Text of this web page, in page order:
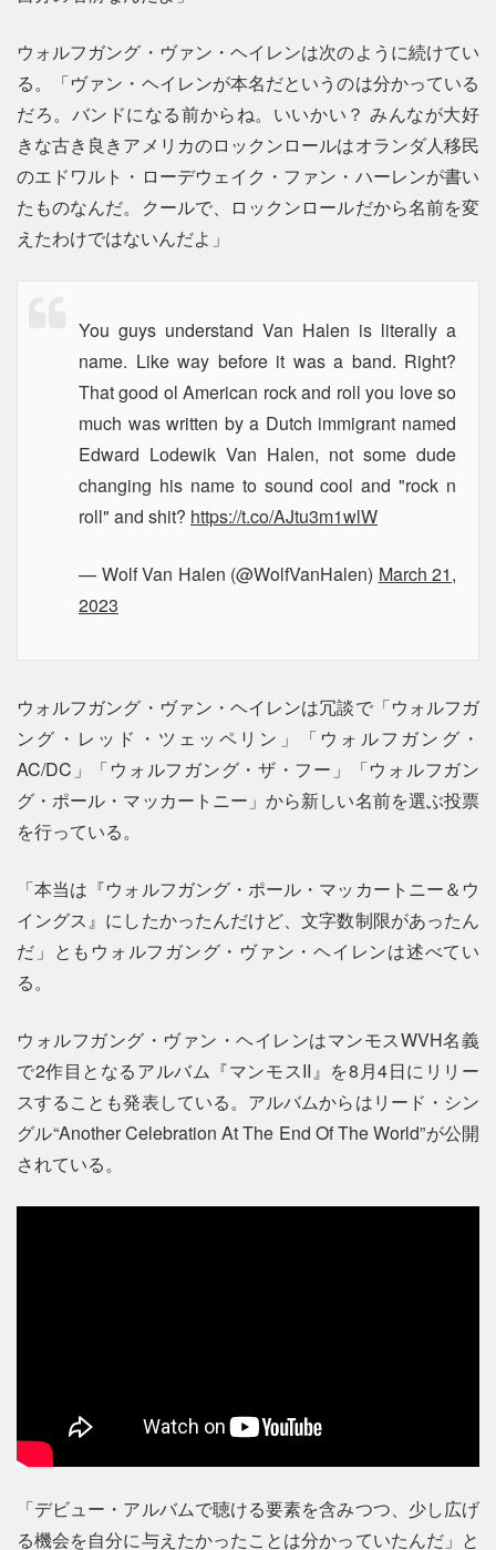
ウォルフガング・ヴァン・ヘイレンは次のように続けてい
る。「ヴァン・ヘイレンが本名だというのは分かっている
だろ。バンドになる前からね。いいかい？ みんなが大好
きな古き良きアメリカのロックンロールはオランダ人移民
のエドワルト・ローデウェイク・ファン・ハーレンが書い
たものなんだ。クールで、ロックンロールだから名前を変
えたわけではないんだよ」
You guys understand Van Halen is literally a
name. Like way before it was a band. Right?
That good ol American rock and roll you love so
much was written by a Dutch immigrant named
Edward Lodewik Van Halen, not some dude
changing his name to sound cool and "rock n
roll" and shit? https://t.co/AJtu3m1wlW
— Wolf Van Halen (@WolfVanHalen) March 21,
2023
ウォルフガング・ヴァン・ヘイレンは冗談で「ウォルフガ
ング・レッド・ツェッペリン」「ウォルフガング・
AC/DC」「ウォルフガング・ザ・フー」「ウォルフガン
グ・ポール・マッカートニー」から新しい名前を選ぶ投票
を行っている。
「本当は『ウォルフガング・ポール・マッカートニー＆ウ
イングス』にしたかったんだけど、文字数制限があったん
だ」ともウォルフガング・ヴァン・ヘイレンは述べてい
る。
ウォルフガング・ヴァン・ヘイレンはマンモスWVH名義
で2作目となるアルバム『マンモスII』を8月4日にリリー
スすることも発表している。アルバムからはリード・シン
グル“Another Celebration At The End Of The World”が公開
されている。
「デビュー・アルバムで聴ける要素を含みつつ、少し広げ
る機会を自分に与えたかったことは分かっていたんだ」と